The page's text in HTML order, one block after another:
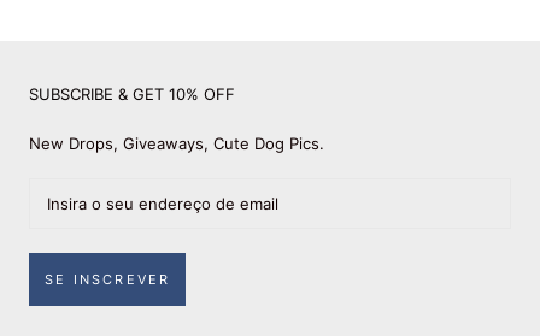
SUBSCRIBE & GET 10% OFF
New Drops, Giveaways, Cute Dog Pics.
SE INSCREVER